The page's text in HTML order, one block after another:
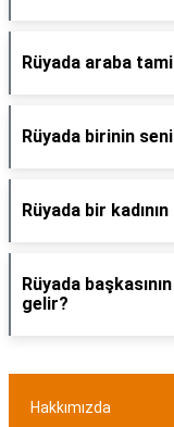
Rüyada araba
Rüyada birinin
Rüyada bir
Rüyada
gelir?
Hakkımızda